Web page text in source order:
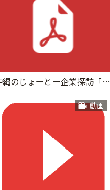
沖縄のじょーとー企業探訪「与那原大綱曳」編
動画